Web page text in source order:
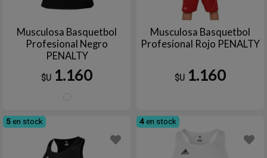
Musculosa Basquetbol
Profesional Negro
PENALTY
$U 1.160
Musculosa Basquetbol
Profesional Rojo PENALTY
$U 1.160
5 en stock 4 en stock